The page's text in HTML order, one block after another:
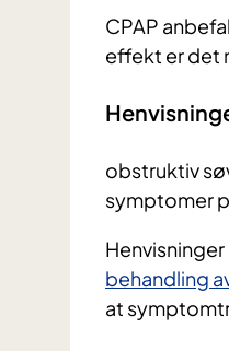
CPAP
effekt er det
obstruktiv
symptomer
behandling
at